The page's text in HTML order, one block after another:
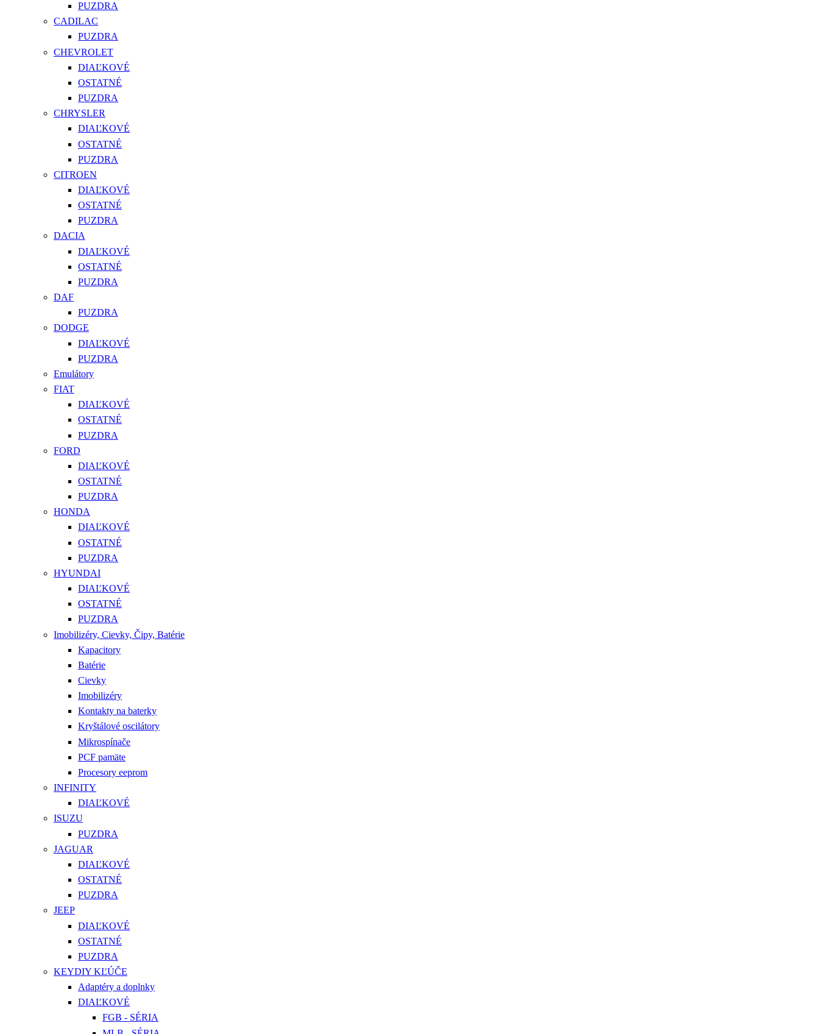
PUZDRA
CADILAC
PUZDRA
CHEVROLET
DIAĽKOVÉ
OSTATNÉ
PUZDRA
CHRYSLER
DIAĽKOVÉ
OSTATNÉ
PUZDRA
CITROEN
DIAĽKOVÉ
OSTATNÉ
PUZDRA
DACIA
DIAĽKOVÉ
OSTATNÉ
PUZDRA
DAF
PUZDRA
DODGE
DIAĽKOVÉ
PUZDRA
Emulátory
FIAT
DIAĽKOVÉ
OSTATNÉ
PUZDRA
FORD
DIAĽKOVÉ
OSTATNÉ
PUZDRA
HONDA
DIAĽKOVÉ
OSTATNÉ
PUZDRA
HYUNDAI
DIAĽKOVÉ
OSTATNÉ
PUZDRA
Imobilizéry, Cievky, Čipy, Batérie
Kapacitory
Batérie
Cievky
Imobilizéry
Kontakty na baterky
Kryštálové oscilátory
Mikrospínače
PCF pamäte
Procesory eeprom
INFINITY
DIAĽKOVÉ
ISUZU
PUZDRA
JAGUAR
DIAĽKOVÉ
OSTATNÉ
PUZDRA
JEEP
DIAĽKOVÉ
OSTATNÉ
PUZDRA
KEYDIY KĽÚČE
Adaptéry a doplnky
DIAĽKOVÉ
FGB - SÉRIA